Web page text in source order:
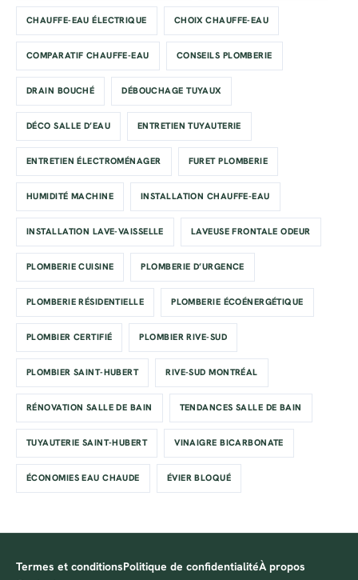
CHAUFFE-EAU ÉLECTRIQUE CHOIX CHAUFFE-EAU
COMPARATIF CHAUFFE-EAU CONSEILS PLOMBERIE
DRAIN BOUCHÉ DÉBOUCHAGE TUYAUX
DÉCO SALLE D’EAU ENTRETIEN TUYAUTERIE
ENTRETIEN ÉLECTROMÉNAGER FURET PLOMBERIE
HUMIDITÉ MACHINE INSTALLATION CHAUFFE-EAU
INSTALLATION LAVE-VAISSELLE LAVEUSE FRONTALE ODEUR
PLOMBERIE CUISINE PLOMBERIE D’URGENCE
PLOMBERIE RÉSIDENTIELLE PLOMBERIE ÉCOÉNERGÉTIQUE
PLOMBIER CERTIFIÉ PLOMBIER RIVE-SUD
PLOMBIER SAINT-HUBERT RIVE-SUD MONTRÉAL
RÉNOVATION SALLE DE BAIN TENDANCES SALLE DE BAIN
TUYAUTERIE SAINT-HUBERT VINAIGRE BICARBONATE
ÉCONOMIES EAU CHAUDE ÉVIER BLOQUÉ
Termes et conditionsPolitique de confidentialitéÀ propos